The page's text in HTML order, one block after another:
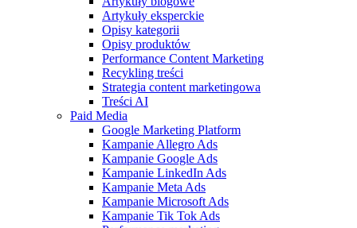
Artykuły eksperckie
Opisy kategorii
Opisy produktów
Performance Content Marketing
Recykling treści
Strategia content marketingowa
Treści AI
Paid Media
Google Marketing Platform
Kampanie Allegro Ads
Kampanie Google Ads
Kampanie LinkedIn Ads
Kampanie Meta Ads
Kampanie Microsoft Ads
Kampanie Tik Tok Ads